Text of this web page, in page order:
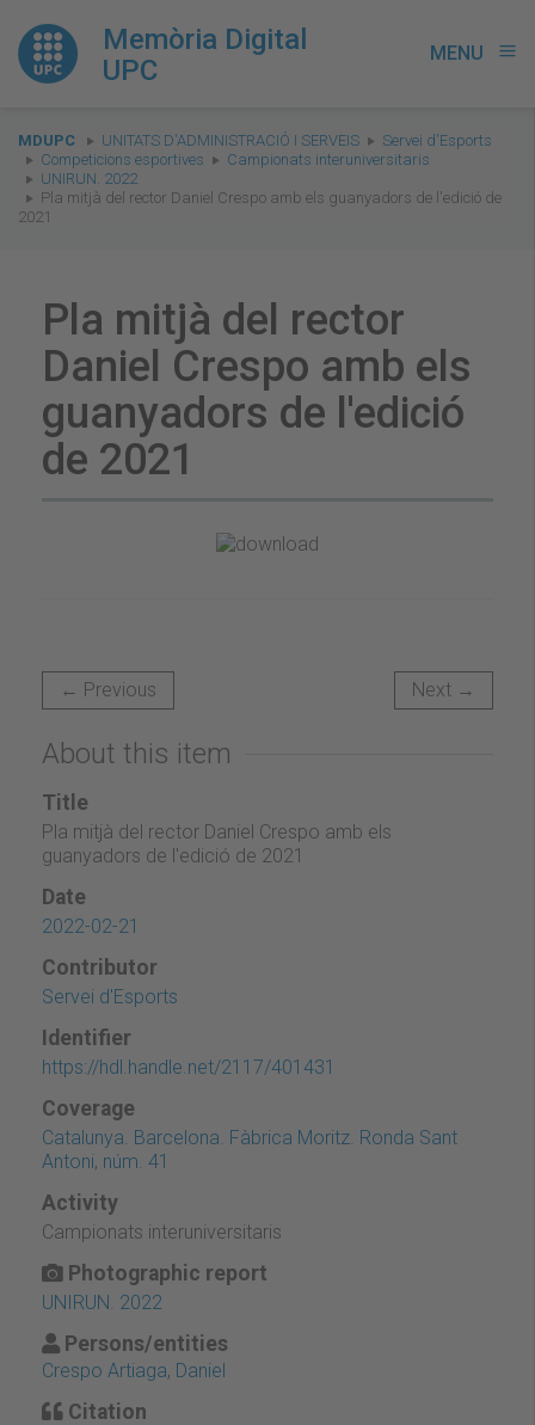
Memòria Digital
UPC
MENU menu
You
are
here:
MDUPC UNITATS D'ADMINISTRACIÓ I SERVEIS
Servei d'Esports
Competicions esportives
Campionats interuniversitaris
UNIRUN. 2022
Pla mitjà del rector Daniel Crespo amb els guanyadors de l'edició de
2021
Pla mitjà del rector
Daniel Crespo amb els
guanyadors de l'edició
de 2021
← Previous Next →
About this item
Title
Pla mitjà del rector Daniel Crespo amb els
guanyadors de l'edició de 2021
Date
2022-02-21
Contributor
Servei d'Esports
Identifier
https://hdl.handle.net/2117/401431
Coverage
Catalunya. Barcelona. Fàbrica Moritz. Ronda Sant
Antoni, núm. 41
Activity
Campionats interuniversitaris
Photographic report
UNIRUN. 2022
Persons/entities
Crespo Artiaga, Daniel
Citation